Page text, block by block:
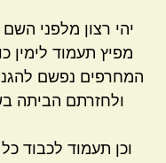
יהי רצון מלפני
מפיץ תעמוד לימין
המחרפים נפשם
ולחזרתם הביתה
וכן תעמוד לכבוד